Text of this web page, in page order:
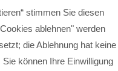
stimmen Sie diesen
ablehnen" werden
die Ablehnung hat keine
können Ihre Einwilligung